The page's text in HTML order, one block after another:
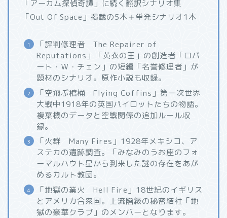
「アーカム探偵奇譚」に続く翻訳シナリオ集
「Out Of Space」掲載の5本＋単発シナリオ1本
「評判修理者 The Repairer of
Reputations」「黄衣の王」の創造者「ロバ
ート・Ｗ・チェン」の短編「名誉修理者」が
題材のシナリオ。原作小説も収録。
「空飛ぶ棺桶 Flying Coffins」第一次世界
大戦中1918年の英国パイロットたちの物語。
複葉機のデータと空戦関係の追加ルール収
録。
「火群 Many Fires」1928年メキシコ、ア
ステカの遺跡調査。「みなみのうお座のフォ
ーマルハウト星から到来した謎の存在をあが
めるカルト教団。
「地獄の業火 Hell Fire」18世紀のイギリス
とアメリカ合衆国。上流階級の秘密結社「地
獄の豪華クラブ」のメンバーとなります。